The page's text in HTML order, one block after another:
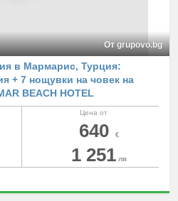
От grupovo.bg
в Мармарис, Турция:
+ 7 нощувки на човек на
BEACH HOTEL
Цена от
640 €
1 251 лв